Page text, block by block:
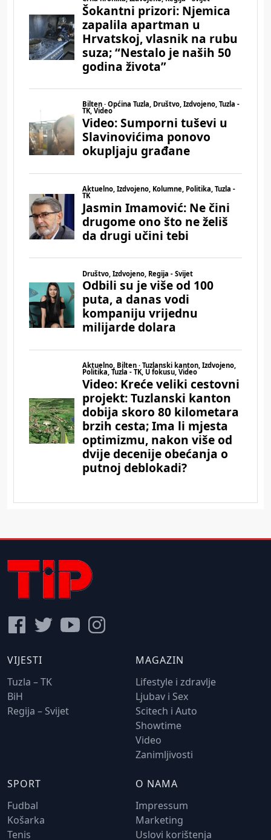
VIJESTI
Tuzla – TK
BiH
Regija – Svijet
MAGAZIN
Lifestyle i zdravlje
Ljubav i Sex
Scitech i Auto
Showtime
Video
Zanimljivosti
SPORT
Fudbal
Košarka
Tenis
O NAMA
Impressum
Marketing
Uslovi korištenja